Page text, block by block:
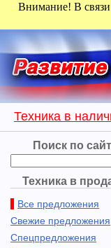
Внимание! В связи
Техника в
Поиск по
Техника в
Все предложения
Свежие предложения
Спецпредложения